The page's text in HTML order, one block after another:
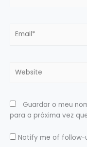
Guardar o meu
para a próxima vez
Notify me of follow-